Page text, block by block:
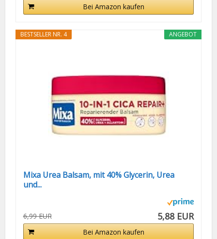
Bei Amazon kaufen
ANGEBOT
BESTSELLER NR. 4
Mixa Urea Balsam, mit 40% Glycerin, Urea
und...
6,99 EUR 5,88 EUR
Bei Amazon kaufen